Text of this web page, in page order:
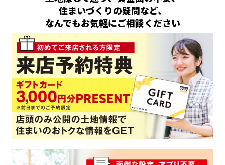
住まいづくりの疑問など、
なんでもお気軽にご相談ください